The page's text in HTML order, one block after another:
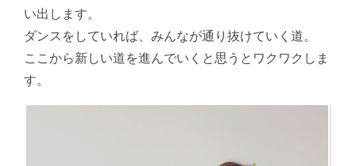
い出します。
ダンスをしていれば、みんなが通り抜けていく道。
ここから新しい道を進んでいくと思うとワクワクしま
す。